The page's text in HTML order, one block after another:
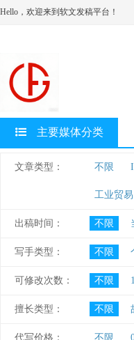
Hello，欢迎来到软文发稿平台！
主要媒体分类
文章类型： 不限
工业贸易
出稿时间： 不限
写手类型： 不限
可修改次数： 不限
擅长类型： 不限
代写价格： 不限